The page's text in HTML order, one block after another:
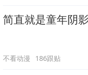
简直就是童年阴
不看动漫 186跟贴